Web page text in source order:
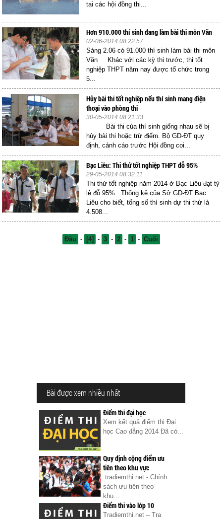
tại các hội đồng thi...
Hơn 910.000 thí sinh đang làm bài thi môn Văn
02-06-2014 08:22:57
Sáng 2.06 có 91.000 thí sinh làm bài thi môn
Văn Khác với các kỳ thi trước, thi tốt
nghiệp THPT năm nay được tổ chức trong
5...
Hủy bài thi tốt nghiệp nếu thí sinh mang điện
thoại vào phòng thi
30-05-2014 08:21:33
Bài thi của thí sinh giống nhau sẽ bị
hủy bài thi hoặc trừ điểm. Bộ GD-ĐT quy
định, cảnh cáo trước Hội đồng coi...
Bạc Liêu: Thi thử tốt nghiệp THPT đỗ 95%
29-05-2014 08:32:11
Thi thử tốt nghiệp năm 2014 ở Bạc Liêu đạt tỷ
lệ đỗ 95% Thống kê của Sở GD-ĐT Bạc
Liêu cho biết, tổng số thí sinh dự thi thử là
4.508...
Đầu - [4] - 3 - 2 - 1 - Cuối
Bài được xem nhiều nhất
Điểm thi đại học
Xem kết quả điểm thi Đại
học Cao đẳng 2014 Đã có...
Quy định cộng điểm ưu
tiên theo khu vực
tradiemthi.net - Chính
sách ưu tiên theo
khu...
Điểm thi vào lớp 10
Tradiemthi.net – Tra